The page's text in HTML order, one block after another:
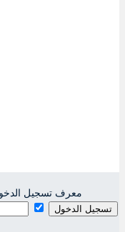
معرف تسجيل
تسجيل الدخول